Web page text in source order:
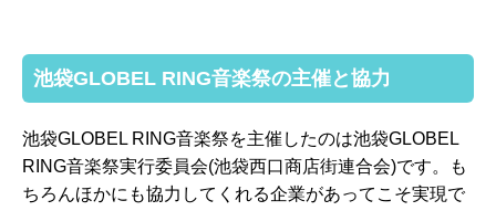
池袋GLOBEL RING音楽祭の主催と協力
池袋GLOBEL RING音楽祭を主催したのは池袋GLOBEL
RING音楽祭実行委員会(池袋西口商店街連合会)です。も
ちろんほかにも協力してくれる企業があってこそ実現で